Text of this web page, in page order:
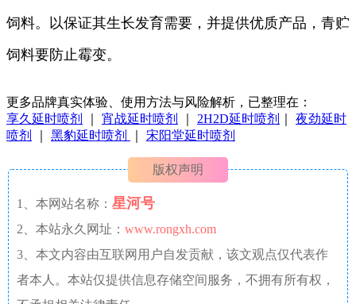
饲料。以保证其生长发育需要，并提供优质产品，青贮
饲料要防止霉变。
更多品牌真实体验、使用方法与风险解析，已整理在：
享久延时喷剂
宵战延时喷剂 2H2D延时喷剂
夜劲延时
喷剂
黑豹延时喷剂 宋阳堂延时喷剂
版权声明
1、本网站名称： 星河号
2、本站永久网址： www.rongxh.com
3、本文内容由互联网用户自发贡献，该文观点仅代表作
者本人。本站仅提供信息存储空间服务，不拥有所有权，